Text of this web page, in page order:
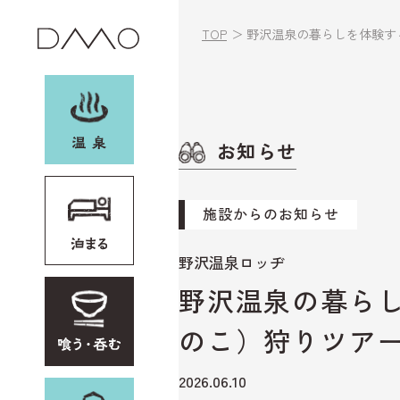
お土産・レンタル
他加盟施設
イベント
野沢温泉村とは
アクセス
TOP 野沢温泉の暮らしを体験
お知らせ
施設からのお知らせ
野沢温泉ロッヂ
野沢温泉の暮ら
のこ）狩りツア
2026.06.10